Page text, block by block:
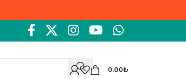
0.00₺